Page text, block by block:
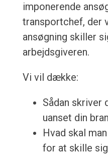
imponerende
transportchef, der
ansøgning skiller
arbejdsgiveren.
Vi vil dække:
Sådan skriver
uanset din
Hvad skal
for at skille